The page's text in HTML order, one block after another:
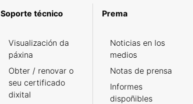
Soporte técnico
Visualización da
páxina
Obter / renovar o
seu certificado
dixital
Prema
Noticias en los
medios
Notas de prensa
Informes
dispoñibles